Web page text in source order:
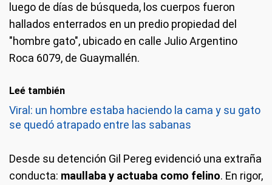
luego de días de búsqueda, los cuerpos fueron
hallados enterrados en un predio propiedad del
"hombre gato", ubicado en calle Julio Argentino
Roca 6079, de Guaymallén.
Leé también
Viral: un hombre estaba haciendo la cama y su gato
se quedó atrapado entre las sabanas
Desde su detención Gil Pereg evidenció una extraña
conducta: maullaba y actuaba como felino. En rigor,